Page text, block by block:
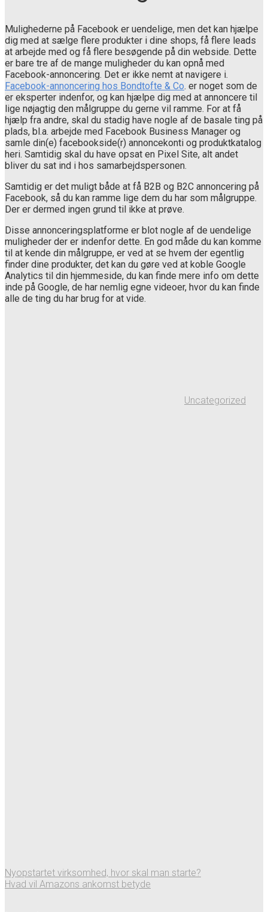
Mulighederne på Facebook er uendelige, men det kan hjælpe
dig med at sælge flere produkter i dine shops, få flere leads
at arbejde med og få flere besøgende på din webside. Dette
er bare tre af de mange muligheder du kan opnå med
Facebook-annoncering. Det er ikke nemt at navigere i.
Facebook-annoncering hos Bondtofte & Co. er noget som de
er eksperter indenfor, og kan hjælpe dig med at annoncere til
lige nøjagtig den målgruppe du gerne vil ramme. For at få
hjælp fra andre, skal du stadig have nogle af de basale ting på
plads, bl.a. arbejde med Facebook Business Manager og
samle din(e) facebookside(r) annoncekonti og produktkatalog
heri. Samtidig skal du have opsat en Pixel Site, alt andet
bliver du sat ind i hos samarbejdspersonen.
Samtidig er det muligt både at få B2B og B2C annoncering på
Facebook, så du kan ramme lige dem du har som målgruppe.
Der er dermed ingen grund til ikke at prøve.
Disse annonceringsplatforme er blot nogle af de uendelige
muligheder der er indenfor dette. En god måde du kan komme
til at kende din målgruppe, er ved at se hvem der egentlig
finder dine produkter, det kan du gøre ved at koble Google
Analytics til din hjemmeside, du kan finde mere info om dette
inde på Google, de har nemlig egne videoer, hvor du kan finde
alle de ting du har brug for at vide.
Uncategorized
Nyopstartet virksomhed, hvor skal man starte?
Hvad vil Amazons ankomst betyde